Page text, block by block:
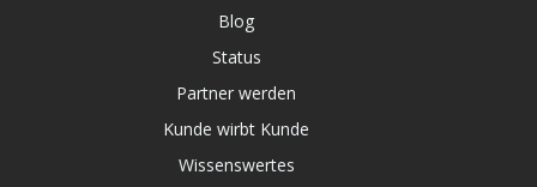
Blog
Status
Partner werden
Kunde wirbt Kunde
Wissenswertes